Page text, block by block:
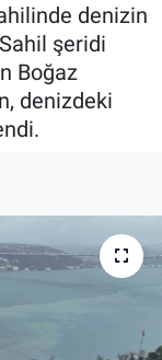
denizin
şeridi
Boğaz
denizdeki